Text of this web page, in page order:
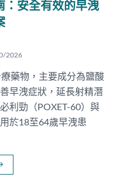
：安全有效的早洩
2026
藥物，主要成分為鹽酸
早洩症狀，延長射精潛
利勁（POXET-60）與
於18至64歲早洩患